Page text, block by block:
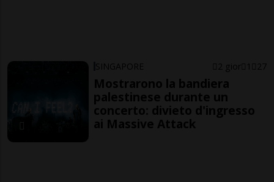
SINGAPORE 2 gior 1 27
Mostrarono la bandiera
palestinese durante un
concerto: divieto d'ingresso
ai Massive Attack